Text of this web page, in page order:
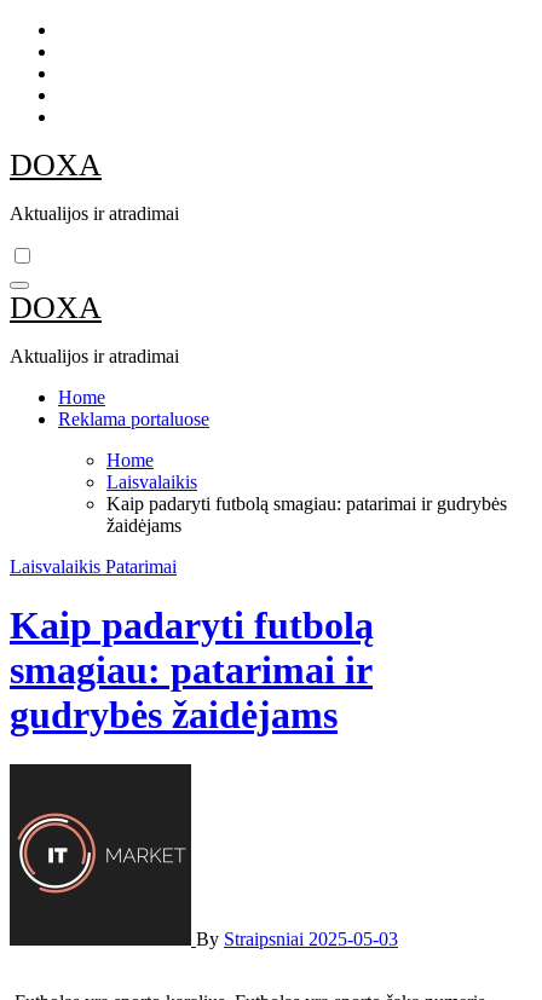
Skip
content
DOXA
Aktualijos ir atradimai
DOXA
Aktualijos ir atradimai
Home
Reklama portaluose
Home
Laisvalaikis
Kaip padaryti futbolą smagiau: patarimai ir gudrybės
žaidėjams
Laisvalaikis Patarimai
Kaip padaryti futbolą
smagiau: patarimai ir
gudrybės žaidėjams
By Straipsniai 2025-05-03